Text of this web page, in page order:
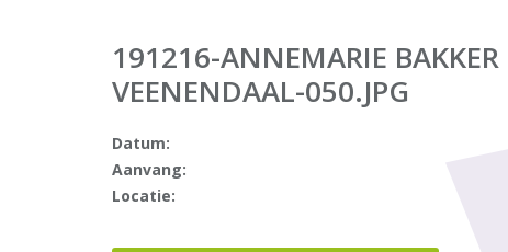
191216-ANNEMARIE BAKKER
VEENENDAAL-050.JPG
Datum:
Aanvang:
Locatie: